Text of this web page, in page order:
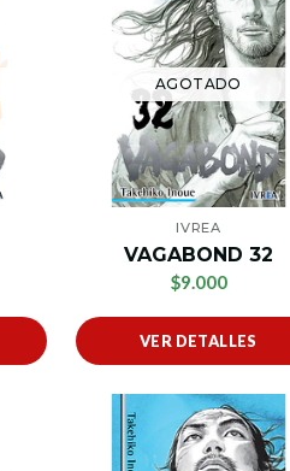
AGOTADO
IVREA
VAGABOND 32
$9.000
VER DETALLES